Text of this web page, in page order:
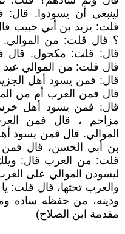
لينبغي أن يسودوا.
قلت: يزيد بن أبي حبيب
؟ قال قلت: من
قال: قلت: مكحول. قال
قال قلت: من الموالي عبد
قال: فمن يسود أهل
قال فمن العرب أم من
قال: فمن يسود أهل
مزاحم ، قال فمن
الموالي. قال فمن يسود
بن أبي الحسن، قال فمن
قلت: من العرب قال:
ليسودن الموالي على
والعرب تحتها، قال قلت: يا
ودينه، من حفظه ساده
مقدمة ابن الصلاح)